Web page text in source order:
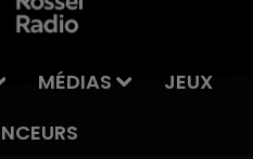
MÉDIAS
JEUX